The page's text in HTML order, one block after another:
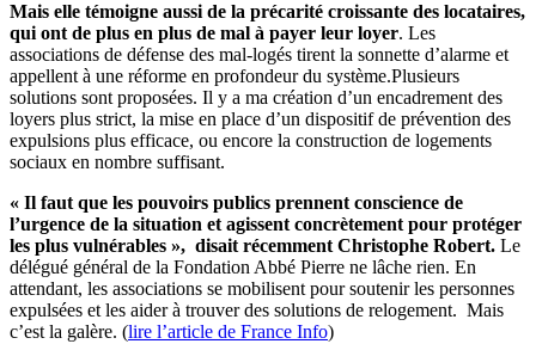
Mais elle témoigne aussi de la précarité croissante des locataires,
qui ont de plus en plus de mal à payer leur loyer. Les
associations de défense des mal-logés tirent la sonnette d’alarme et
appellent à une réforme en profondeur du système.Plusieurs
solutions sont proposées. Il y a ma création d’un encadrement des
loyers plus strict, la mise en place d’un dispositif de prévention des
expulsions plus efficace, ou encore la construction de logements
sociaux en nombre suffisant.
« Il faut que les pouvoirs publics prennent conscience de
l’urgence de la situation et agissent concrètement pour protéger
les plus vulnérables », disait récemment Christophe Robert. Le
délégué général de la Fondation Abbé Pierre ne lâche rien. En
attendant, les associations se mobilisent pour soutenir les personnes
expulsées et les aider à trouver des solutions de relogement. Mais
c’est la galère. (lire l’article de France Info)